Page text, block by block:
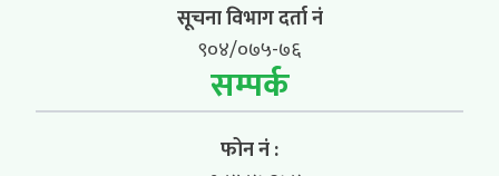
सूचना विभाग दर्ता नं
९०४/०७५-७६
सम्पर्क
फोन नं :